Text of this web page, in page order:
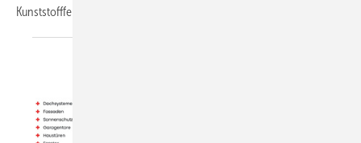
Kunststofffenster.